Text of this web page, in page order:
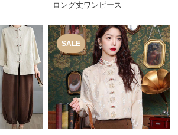
ロング丈ワンピース
SALE